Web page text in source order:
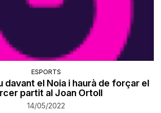
ESPORTS
davant el Noia i haurà de forçar el
partit al Joan Ortoll
14/05/2022